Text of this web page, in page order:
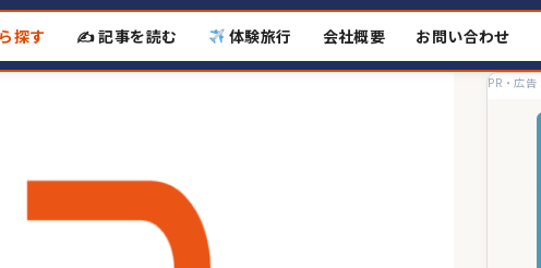
探す ✍️ 記事を読む 体験旅行 会社概要 お問い合わせ
PR・広告